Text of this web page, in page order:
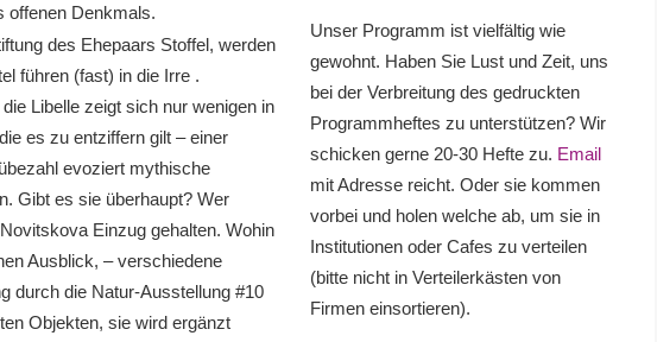
offenen Denkmals.
des Ehepaars Stoffel, werden
führen (fast) in die Irre .
Libelle zeigt sich nur wenigen in
es zu entziffern gilt – einer
evoziert mythische
Gibt es sie überhaupt? Wer
Einzug gehalten. Wohin
Ausblick, – verschiedene
durch die Natur-Ausstellung #10
Objekten, sie wird ergänzt
Unser Programm ist vielfältig wie
gewohnt. Haben Sie Lust und Zeit, uns
bei der Verbreitung des gedruckten
Programmheftes zu unterstützen? Wir
schicken gerne 20-30 Hefte zu. Email
mit Adresse reicht. Oder sie kommen
vorbei und holen welche ab, um sie in
Institutionen oder Cafes zu verteilen
(bitte nicht in Verteilerkästen von
Firmen einsortieren).